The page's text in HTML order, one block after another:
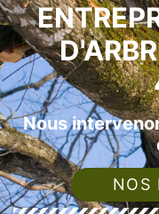
Nous
NOS